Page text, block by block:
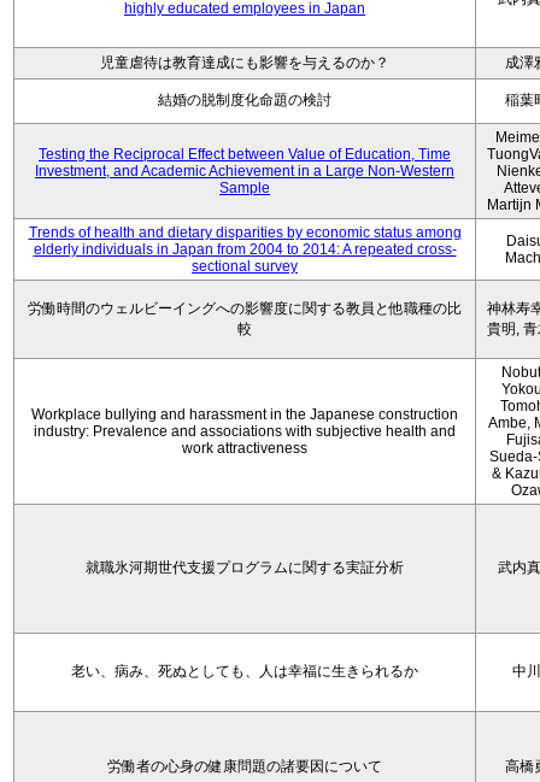
highly educated employees in Japan
児童虐待は教育達成にも影響を与えるのか？ 成澤
結婚の脱制度化命題の検討 稲葉
Testing the Reciprocal Effect between Value of Education, Time
Investment, and Academic Achievement in a Large Non-Western
Sample
Martijn
Trends of health and dietary disparities by economic status among
elderly individuals in Japan from 2004 to 2014: A repeated cross-
sectional survey
労働時間のウェルビーイングへの影響度に関する教員と他職種の比
較
神林寿
貴明,
Workplace bullying and harassment in the Japanese construction
industry: Prevalence and associations with subjective health and
work attractiveness
Ambe,
&
就職氷河期世代支援プログラムに関する実証分析 武内
老い、病み、死ぬとしても、人は幸福に生きられるか 中
労働者の心身の健康問題の諸要因について 高橋